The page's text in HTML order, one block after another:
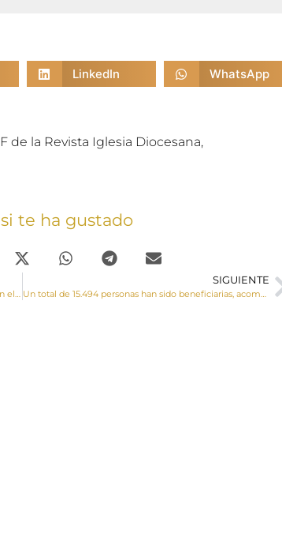
LinkedIn WhatsApp
la Revista Iglesia Diocesana,
te ha gustado
Una nutrida representación de Cuenca ha vibrado con el Papa León XIV en Madrid
SIGUIENTE
Un total de 15.494 personas han sido beneficiarias, acompañadas en Cáritas Diocesana de Cuenca durante el año 2025